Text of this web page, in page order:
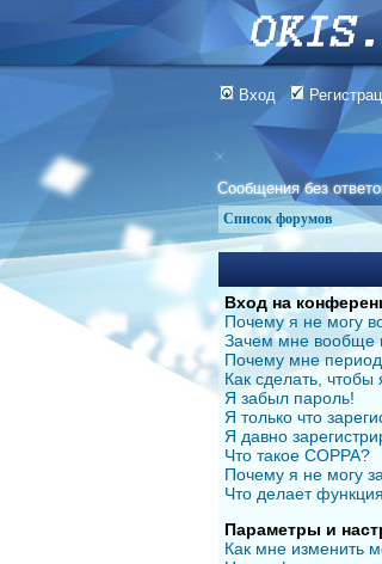
Вход
Сообщения без
Список форумов
Вход на
Почему я не могу
Зачем мне вообще
Почему мне
Как сделать, чтобы
Я забыл пароль!
Я только что
Я давно
Что такое COPPA?
Почему я не могу
Что делает
Параметры и
Как мне изменить